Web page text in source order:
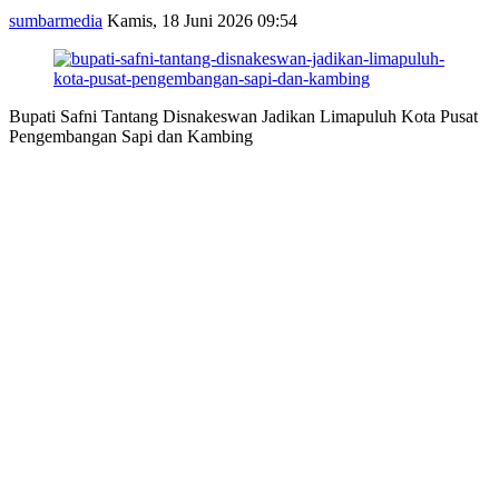
sumbarmedia Kamis, 18 Juni 2026 09:54
Bupati Safni Tantang Disnakeswan Jadikan Limapuluh Kota Pusat
Pengembangan Sapi dan Kambing